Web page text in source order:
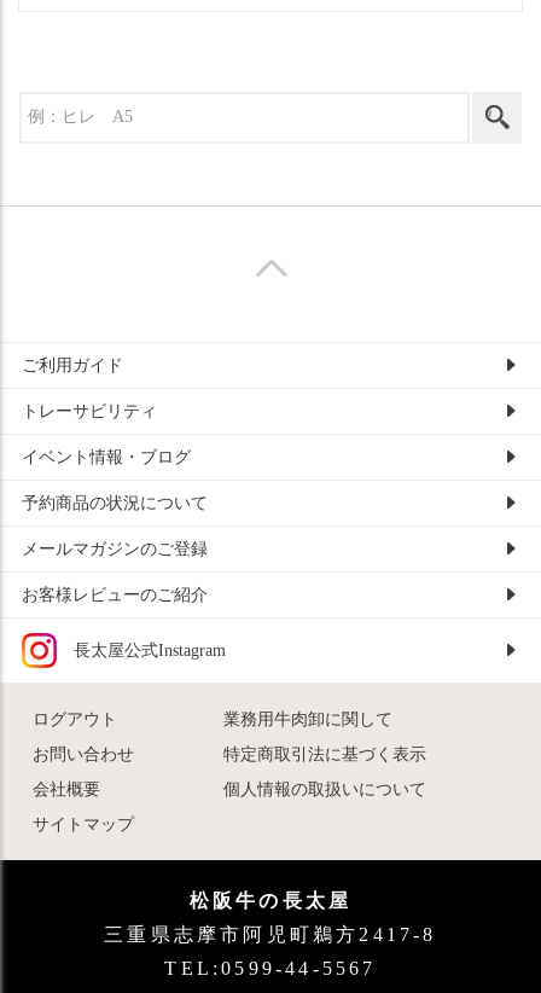
ご利用ガイド
トレーサビリティ
イベント情報・ブログ
予約商品の状況について
メールマガジンのご登録
お客様レビューのご紹介
長太屋公式Instagram
ログアウト
業務用牛肉卸に関して
お問い合わせ
特定商取引法に基づく表示
会社概要
個人情報の取扱いについて
サイトマップ
松阪牛の長太屋
三重県志摩市阿児町鵜方2417-8
TEL:0599-44-5567